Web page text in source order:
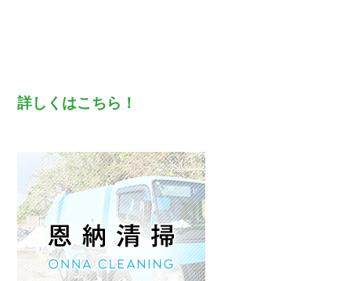
詳しくはこちら！